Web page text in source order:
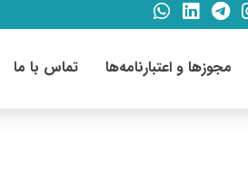
مجوزها و اعتبارنامه‌ها تماس با ما